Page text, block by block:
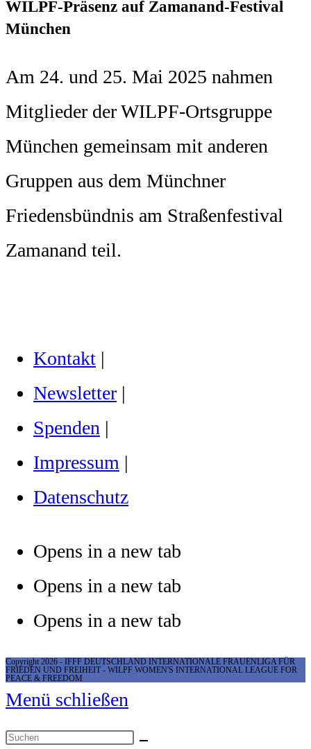
WILPF-Präsenz auf Zamanand-Festival
München
Am 24. und 25. Mai 2025 nahmen
Mitglieder der WILPF-Ortsgruppe
München gemeinsam mit anderen
Gruppen aus dem Münchner
Friedensbündnis am Straßenfestival
Zamanand teil.
Kontakt |
Newsletter |
Spenden |
Impressum |
Datenschutz
Opens in a new tab
Opens in a new tab
Opens in a new tab
Copyright 2026 - IFFF DEUTSCHLAND INTERNATIONALE FRAUENLIGA FÜR
FRIEDEN UND FREIHEIT - WILPF WOMEN'S INTERNATIONAL LEAGUE FOR
PEACE & FREEDOM
Menü schließen